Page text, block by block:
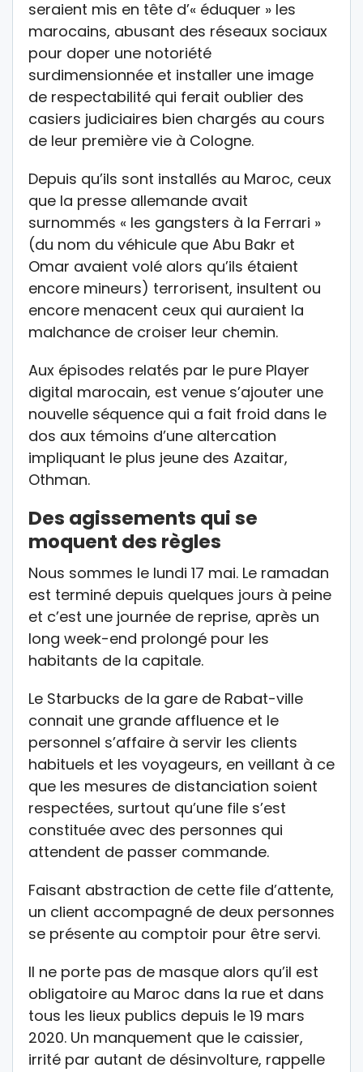
seraient mis en tête d’« éduquer » les
marocains, abusant des réseaux sociaux
pour doper une notoriété
surdimensionnée et installer une image
de respectabilité qui ferait oublier des
casiers judiciaires bien chargés au cours
de leur première vie à Cologne.
Depuis qu’ils sont installés au Maroc, ceux
que la presse allemande avait
surnommés « les gangsters à la Ferrari »
(du nom du véhicule que Abu Bakr et
Omar avaient volé alors qu’ils étaient
encore mineurs) terrorisent, insultent ou
encore menacent ceux qui auraient la
malchance de croiser leur chemin.
Aux épisodes relatés par le pure Player
digital marocain, est venue s’ajouter une
nouvelle séquence qui a fait froid dans le
dos aux témoins d’une altercation
impliquant le plus jeune des Azaitar,
Othman.
Des agissements qui se
moquent des règles
Nous sommes le lundi 17 mai. Le ramadan
est terminé depuis quelques jours à peine
et c’est une journée de reprise, après un
long week-end prolongé pour les
habitants de la capitale.
Le Starbucks de la gare de Rabat-ville
connait une grande affluence et le
personnel s’affaire à servir les clients
habituels et les voyageurs, en veillant à ce
que les mesures de distanciation soient
respectées, surtout qu’une file s’est
constituée avec des personnes qui
attendent de passer commande.
Faisant abstraction de cette file d’attente,
un client accompagné de deux personnes
se présente au comptoir pour être servi.
Il ne porte pas de masque alors qu’il est
obligatoire au Maroc dans la rue et dans
tous les lieux publics depuis le 19 mars
2020. Un manquement que le caissier,
irrité par autant de désinvolture, rappelle